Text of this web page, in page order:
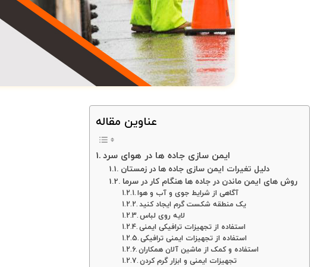
عناوین مقاله
ایمن سازی جاده ها در هوای سرد
دلیل تغیرات ایمن سازی جاده ها در زمستان
روش های ایمن ماندن در جاده ها هنگام کار در سرما
آگاهی از شرایط جوی و آب و هوا
یک منطقه شکست گرم ایجاد کنید
لایه روی لباس
استفاده از تجهیزات ترافیکی ایمنی
استفاده از تجهیزات ایمنی ترافیکی
استفاده و کمک از ماشین آلان همکاران
تجهیزات ایمنی و ابزار گرم کردن